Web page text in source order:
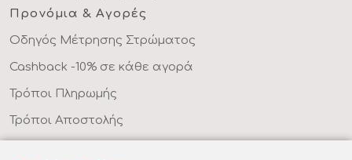
Προνόμια & Αγορές
Οδηγός Μέτρησης Στρώματος
Cashback -10% σε κάθε αγορά
Τρόποι Πληρωμής
Τρόποι Αποστολής